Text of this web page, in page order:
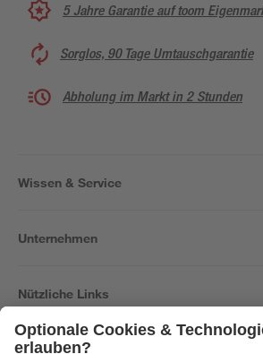
5 Jahre Garantie auf toom
Sorglos, 90 Tage Umtauschgarantie
Abholung im Markt in 2 Stunden
Wissen & Service
Unternehmen
Nützliche Links